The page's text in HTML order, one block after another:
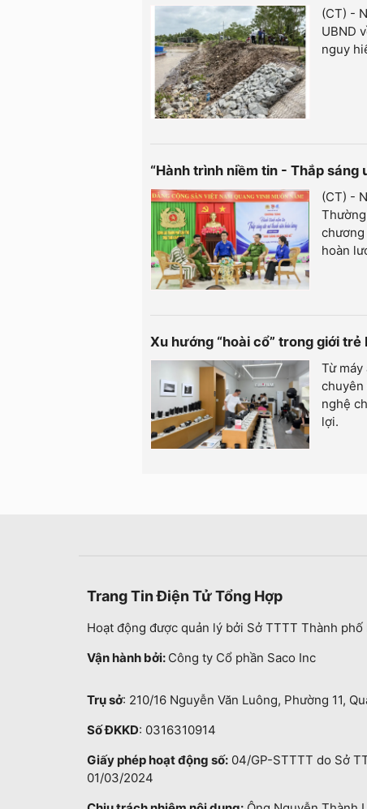
(CT) -
UBND
nguy
“Hành trình niềm tin - Thắp
(CT) -
hoàn
Xu hướng “hoài cổ” trong giới trẻ
Từ máy
chuyên
nghệ
lợi.
Trang Tin Điện Tử Tổng Hợp
Hoạt động được quản lý bởi Sở TTTT Thành phố
Vận hành bởi: Công ty Cổ phần Saco Inc
Trụ sở: 210/16 Nguyễn Văn Luông, Phường 11,
Số ĐKKD: 0316310914
Giấy phép hoạt động số: 04/GP-STTTT do Sở
01/03/2024